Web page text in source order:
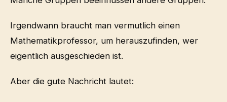
Irgendwann braucht man vermutlich einen
Mathematikprofessor, um herauszufinden, wer
eigentlich ausgeschieden ist.
Aber die gute Nachricht lautet: